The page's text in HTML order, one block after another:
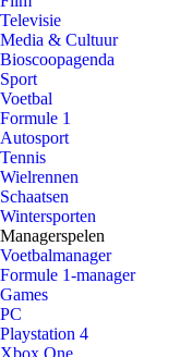
Televisie
Media & Cultuur
Bioscoopagenda
Sport
Voetbal
Formule 1
Autosport
Tennis
Wielrennen
Schaatsen
Wintersporten
Managerspelen
Voetbalmanager
Formule 1-manager
Games
PC
Playstation 4
Xbox One